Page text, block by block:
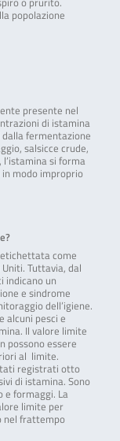
popolazione
presente nel
di istamina
fermentazione
salsicce crude,
si forma
modo improprio
come
Tuttavia, dal
indicano un
e sindrome
dell’igiene.
alcuni pesci e
Il valore limite
possono essere
al limite.
registrati otto
di istamina. Sono
e formaggi. La
limite per
nel frattempo